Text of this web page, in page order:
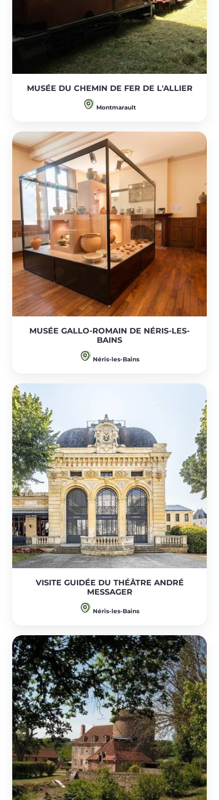
MUSÉE DU CHEMIN DE FER DE L'ALLIER
Montmarault
MUSÉE GALLO-ROMAIN DE NÉRIS-LES-
BAINS
Néris-les-Bains
VISITE GUIDÉE DU THÉÂTRE ANDRÉ
MESSAGER
Néris-les-Bains